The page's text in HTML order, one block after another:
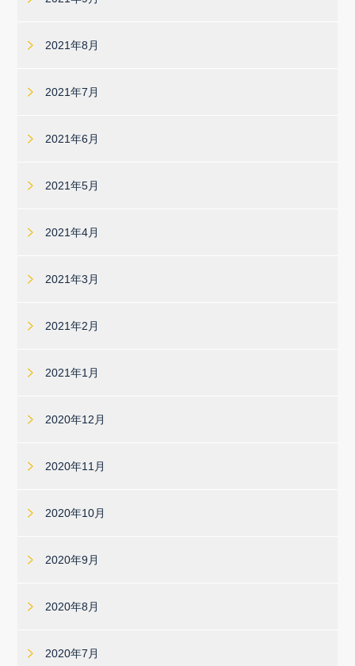
2021年8月
2021年7月
2021年6月
2021年5月
2021年4月
2021年3月
2021年2月
2021年1月
2020年12月
2020年11月
2020年10月
2020年9月
2020年8月
2020年7月